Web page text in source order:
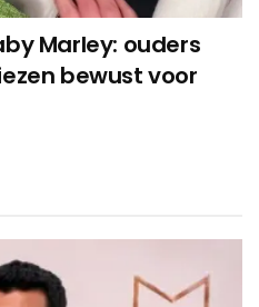
Marley: ouders
bewust voor